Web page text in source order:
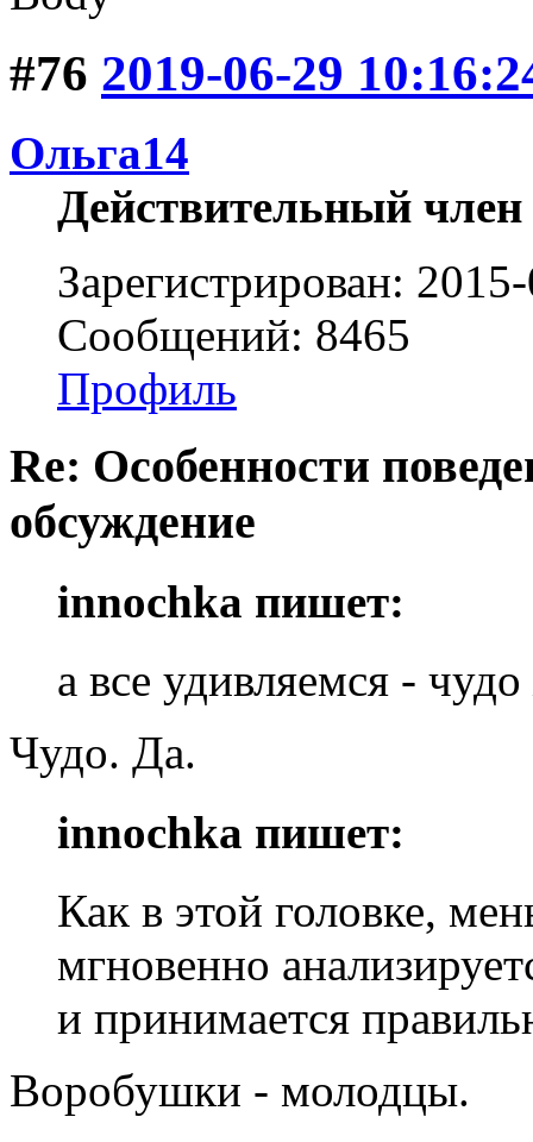
#76 2019-06-29
Ольга14
Действительный член
Зарегистрирован:
Сообщений: 8465
Профиль
Re: Особенности
обсуждение
innochka пишет:
а все удивляемся -
Чудо. Да.
innochka пишет:
Как в этой головке,
мгновенно
и принимается
Воробушки - молодцы.